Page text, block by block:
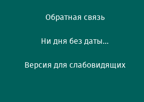
Обратная связь
Ни дня без даты...
Версия для слабовидящих